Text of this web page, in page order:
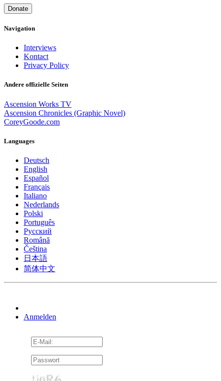
Donate
Navigation
Interviews
Kontact
Privacy Policy
Andere offizielle Seiten
Ascension Works TV
Ascension Chronicles (Graphic Novel)
CoreyGoode.com
Languages
Deutsch
English
Español
Français
Italiano
Nederlands
Polski
Português
Pусский
Română
Čeština
日本語
简体中文
Anmelden